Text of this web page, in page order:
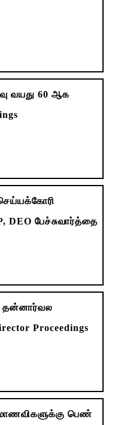
வயது 60 ஆக
பேச்சுவார்த்தை
- தன்னார்வல
Proceedings
பெண்